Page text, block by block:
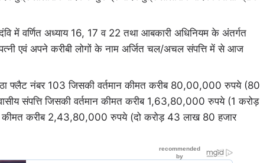
में वर्णित अध्याय 16, 17 व 22 तथा आबकारी अधिनियम के अंतर्गत
एवं अपने करीबी लोगों के नाम अर्जित चल/अचल संपत्ति में से आज
फ्लैट नंबर 103 जिसकी वर्तमान कीमत करीब 80,00,000 रुपये (80
संपत्ति जिसकी वर्तमान कीमत करीब 1,63,80,000 रुपये (1 करोड़
कीमत करीब 2,43,80,000 रुपये (दो करोड़ 43 लाख 80 हजार